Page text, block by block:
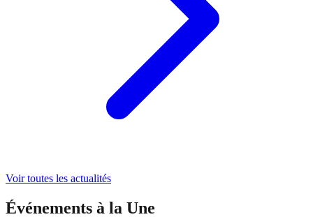
Voir toutes les actualités
Événements à la Une